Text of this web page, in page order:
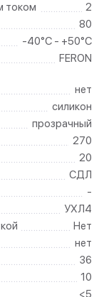
током
2
80
-40°C - +50°C
FERON
нет
силикон
прозрачный
270
20
СДЛ
-
УХЛ4
Нет
нет
36
10
<5